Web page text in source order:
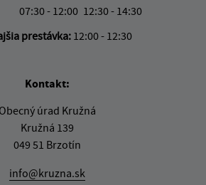
07:30 - 12:00 12:30 - 14:30
prestávka: 12:00 - 12:30
Kontakt:
Obecný úrad Kružná
Kružná 139
049 51 Brzotín
info@kruzna.sk